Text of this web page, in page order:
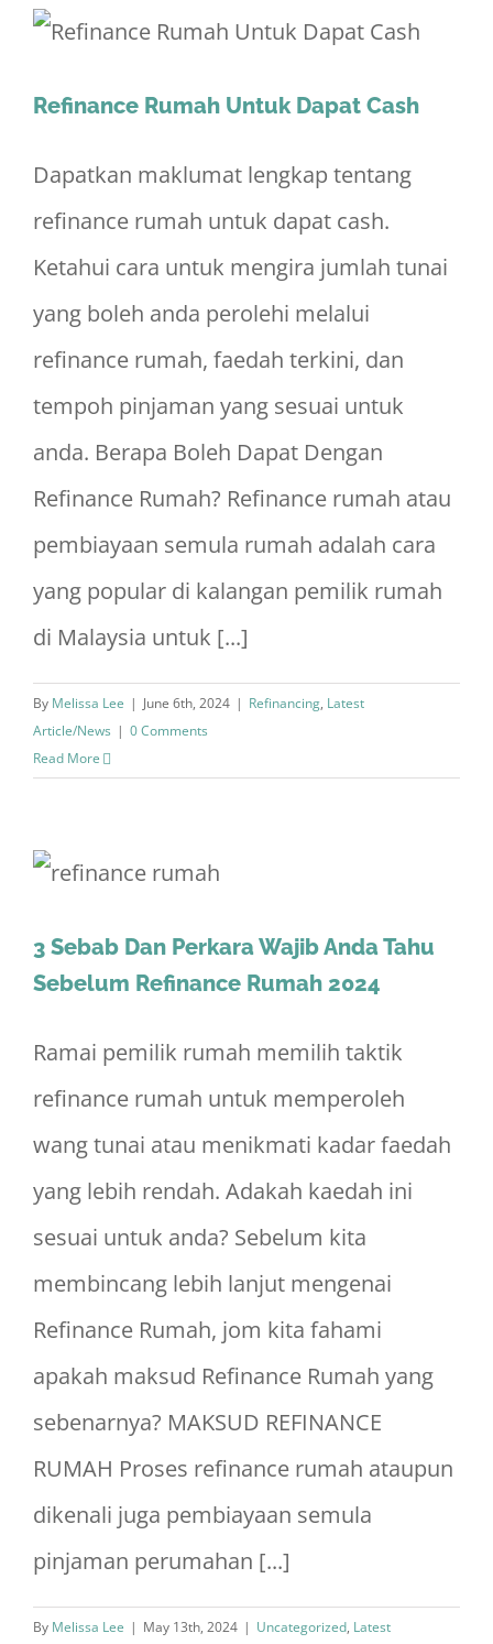
Refinance Rumah Untuk Dapat Cash
Dapatkan maklumat lengkap tentang
refinance rumah untuk dapat cash.
Ketahui cara untuk mengira jumlah tunai
yang boleh anda perolehi melalui
refinance rumah, faedah terkini, dan
tempoh pinjaman yang sesuai untuk
anda. Berapa Boleh Dapat Dengan
Refinance Rumah? Refinance rumah atau
pembiayaan semula rumah adalah cara
yang popular di kalangan pemilik rumah
di Malaysia untuk [...]
By Melissa Lee | June 6th, 2024 | Refinancing, Latest
Article/News | 0 Comments
Read More
3 Sebab Dan Perkara Wajib Anda Tahu
Sebelum Refinance Rumah 2024
Ramai pemilik rumah memilih taktik
refinance rumah untuk memperoleh
wang tunai atau menikmati kadar faedah
yang lebih rendah. Adakah kaedah ini
sesuai untuk anda? Sebelum kita
membincang lebih lanjut mengenai
Refinance Rumah, jom kita fahami
apakah maksud Refinance Rumah yang
sebenarnya? MAKSUD REFINANCE
RUMAH Proses refinance rumah ataupun
dikenali juga pembiayaan semula
pinjaman perumahan [...]
By Melissa Lee | May 13th, 2024 | Uncategorized, Latest